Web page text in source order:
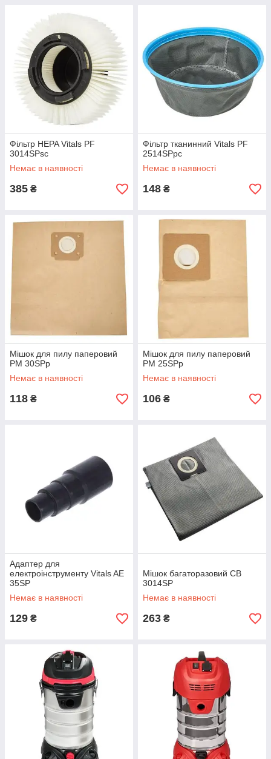
Фільтр HEPA Vitals PF
3014SPsc
Немає в наявності
385 ₴
Фільтр тканинний Vitals PF
2514SPpc
Немає в наявності
148 ₴
Мішок для пилу паперовий
PM 30SPp
Немає в наявності
118 ₴
Мішок для пилу паперовий
PM 25SPp
Немає в наявності
106 ₴
Адаптер для
електроінструменту Vitals AE
35SP
Немає в наявності
129 ₴
Мішок багаторазовий CB
3014SP
Немає в наявності
263 ₴